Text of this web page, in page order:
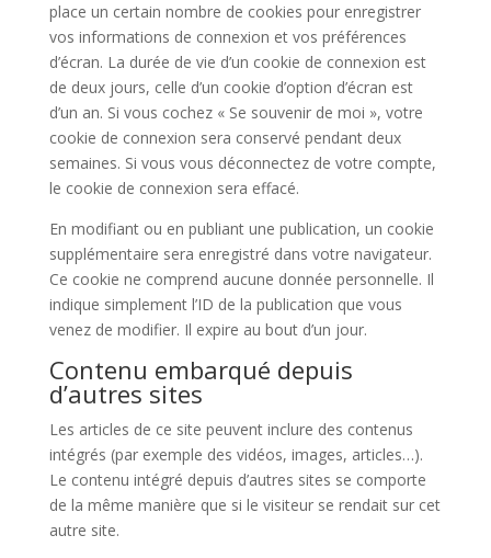
place un certain nombre de cookies pour enregistrer
vos informations de connexion et vos préférences
d’écran. La durée de vie d’un cookie de connexion est
de deux jours, celle d’un cookie d’option d’écran est
d’un an. Si vous cochez « Se souvenir de moi », votre
cookie de connexion sera conservé pendant deux
semaines. Si vous vous déconnectez de votre compte,
le cookie de connexion sera effacé.
En modifiant ou en publiant une publication, un cookie
supplémentaire sera enregistré dans votre navigateur.
Ce cookie ne comprend aucune donnée personnelle. Il
indique simplement l’ID de la publication que vous
venez de modifier. Il expire au bout d’un jour.
Contenu embarqué depuis
d’autres sites
Les articles de ce site peuvent inclure des contenus
intégrés (par exemple des vidéos, images, articles…).
Le contenu intégré depuis d’autres sites se comporte
de la même manière que si le visiteur se rendait sur cet
autre site.